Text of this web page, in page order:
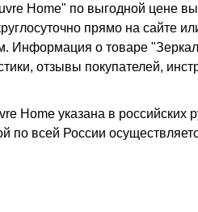
Home" по выгодной цене
прямо на сайте
Информация о товаре
отзывы покупателей,
Home указана в российских
по всей России